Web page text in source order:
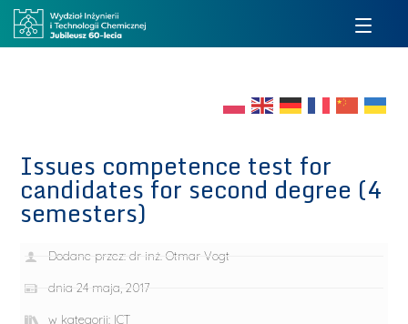
Issues competence test for
candidates for second degree (4
semesters)
Dodane przez: dr inż. Otmar Vogt
dnia 24 maja, 2017
w kategorii: ICT